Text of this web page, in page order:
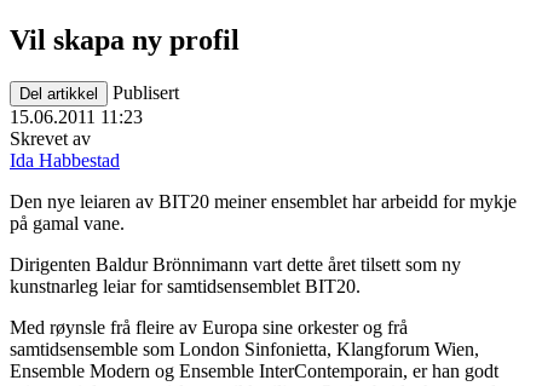
Vil skapa ny profil
Del artikkel
Publisert
15.06.2011 11:23
Skrevet av
Ida Habbestad
Den nye leiaren av BIT20 meiner ensemblet har arbeidd for mykje
på gamal vane.
Dirigenten Baldur Brönnimann vart dette året tilsett som ny
kunstnarleg leiar for samtidsensemblet BIT20.
Med røynsle frå fleire av Europa sine orkester og frå
samtidsensemble som London Sinfonietta, Klangforum Wien,
Ensemble Modern og Ensemble InterContemporain, er han godt